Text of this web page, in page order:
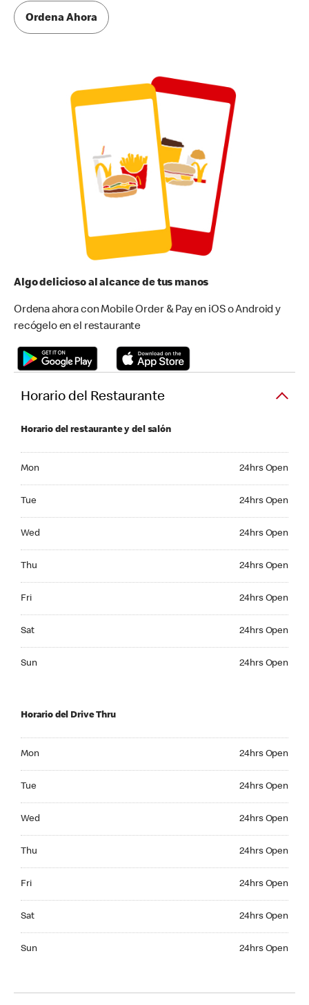
Ordena Ahora
Algo delicioso al alcance de tus manos
Ordena ahora con Mobile Order & Pay en iOS o Android y
recógelo en el restaurante
Horario del Restaurante
Horario del restaurante y del salón
Mon 24hrs Open
Tue 24hrs Open
Wed 24hrs Open
Thu 24hrs Open
Fri 24hrs Open
Sat 24hrs Open
Sun 24hrs Open
Horario del Drive Thru
Mon 24hrs Open
Tue 24hrs Open
Wed 24hrs Open
Thu 24hrs Open
Fri 24hrs Open
Sat 24hrs Open
Sun 24hrs Open